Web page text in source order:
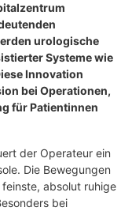
urologische
Systeme wie
Innovation
bei Operationen,
für Patientinnen
der Operateur ein
Die Bewegungen
absolut ruhige
bei